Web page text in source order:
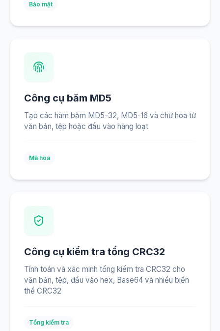
Bảo mật
Công cụ băm MD5
Tạo các hàm băm MD5-32, MD5-16 và chữ hoa từ
văn bản, tệp hoặc đầu vào hàng loạt
Mã hóa
Công cụ kiểm tra tổng CRC32
Tính toán và xác minh tổng kiểm tra CRC32 cho
văn bản, tệp, đầu vào hex, Base64 và nhiều biến
thể CRC32
Tổng kiểm tra